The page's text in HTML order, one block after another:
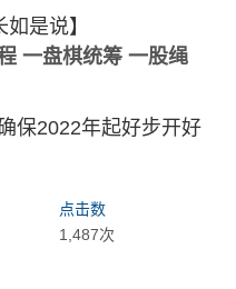
是说】
一盘棋统筹 一股绳
保2022年起好步开好
点击数
1,487次